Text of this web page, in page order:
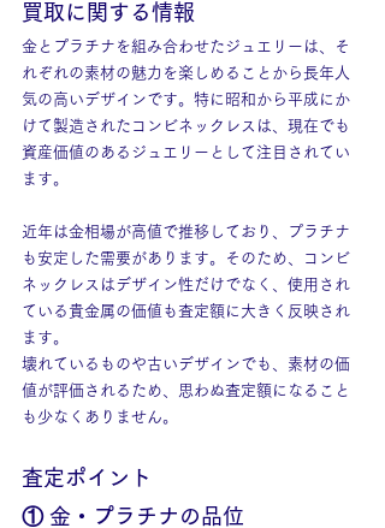
買取に関する情報
金とプラチナを組み合わせたジュエリーは、そ
れぞれの素材の魅力を楽しめることから長年人
気の高いデザインです。特に昭和から平成にか
けて製造されたコンビネックレスは、現在でも
資産価値のあるジュエリーとして注目されてい
ます。
近年は金相場が高値で推移しており、プラチナ
も安定した需要があります。そのため、コンビ
ネックレスはデザイン性だけでなく、使用され
ている貴金属の価値も査定額に大きく反映され
ます。
壊れているものや古いデザインでも、素材の価
値が評価されるため、思わぬ査定額になること
も少なくありません。
査定ポイント
① 金・プラチナの品位